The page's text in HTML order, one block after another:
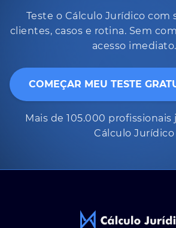
Teste o Cálculo Jurídico com
clientes, casos e rotina. Sem
acesso imediato.
COMEÇAR MEU TESTE
Mais de 105.000
Cálculo Jurídico